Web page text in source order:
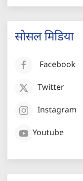
सोसल मिडिया
Facebook
Twitter
Instagram
Youtube